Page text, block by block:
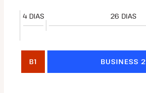
4 DIAS 26 DIAS
B1 BUSINESS 2